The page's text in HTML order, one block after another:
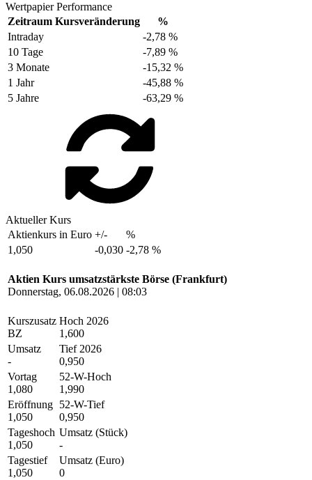
Wertpapier Performance
Zeitraum Kursveränderung
%
Intraday
-2,78 %
10 Tage
-7,89 %
3 Monate
-15,32 %
1 Jahr
-45,88 %
5 Jahre
-63,29 %
Aktueller Kurs
Aktienkurs in Euro +/-
%
1,050
-0,030 -2,78 %
Aktien Kurs umsatzstärkste Börse (Frankfurt)
Donnerstag, 06.08.2026 | 08:03
Kurszusatz
BZ
Hoch 2026
1,600
Umsatz
-
Tief 2026
0,950
Vortag
1,080
52-W-Hoch
1,990
Eröffnung
1,050
52-W-Tief
0,950
Tageshoch
1,050
Umsatz (Stück)
-
Tagestief
1,050
Umsatz (Euro)
0